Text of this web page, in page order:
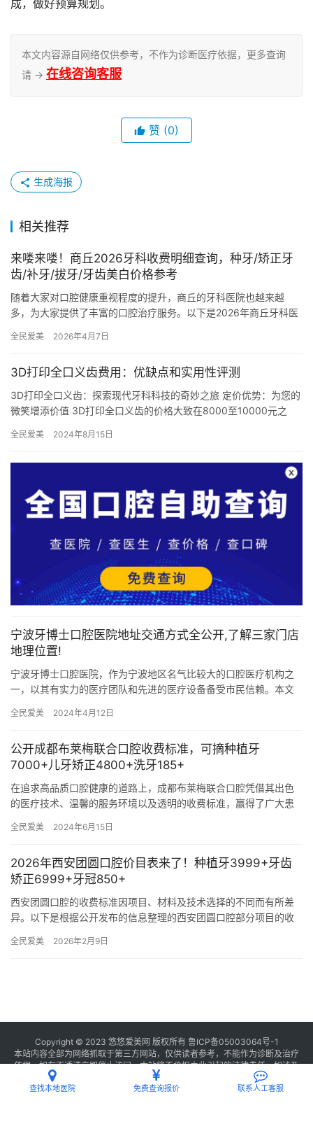
成，做好预算规划。
本文内容源自网络仅供参考，不作为诊断医疗依据，更多查询
请 → 在线咨询客服
赞 (0)
生成海报
相关推荐
来喽来喽！商丘2026牙科收费明细查询，种牙/矫正牙
齿/补牙/拔牙/牙齿美白价格参考
随着大家对口腔健康重视程度的提升，商丘的牙科医院也越来越
多，为大家提供了丰富的口腔治疗服务。以下是2026年商丘牙科医
全民爱美 2026年4月7日
3D打印全口义齿费用：优缺点和实用性评测
3D打印全口义齿：探索现代牙科科技的奇妙之旅 定价优势：为您的
微笑增添价值 3D打印全口义齿的价格大致在8000至10000元之
全民爱美 2024年8月15日
宁波牙博士口腔医院地址交通方式全公开,了解三家门店
地理位置!
宁波牙博士口腔医院，作为宁波地区名气比较大的口腔医疗机构之
一，以其有实力的医疗团队和先进的医疗设备备受市民信赖。本文
方便您…
全民爱美 2024年4月12日
公开成都布莱梅联合口腔收费标准，可摘种植牙
7000+儿牙矫正4800+洗牙185+
在追求高品质口腔健康的道路上，成都布莱梅联合口腔凭借其出色
的医疗技术、温馨的服务环境以及透明的收费标准，赢得了广大患
务收费…
全民爱美 2024年6月15日
2026年西安团圆口腔价目表来了！种植牙3999+牙齿
矫正6999+牙冠850+
西安团圆口腔的收费标准因项目、材料及技术选择的不同而有所差
异。以下是根据公开发布的信息整理的西安团圆口腔部分项目的收
（包…
全民爱美 2026年2月9日
Copyright © 2023 悠悠爱美网 版权所有 鲁ICP备05003064号-1
本站内容全部为网络抓取于第三方网站，仅供读者参考，不能作为诊断及治疗
依据，如有不适请立即停止访问，本站将不承担由此引起的法律责任。如涉及
联系我们
查找本地医院 免费查询报价 联系人工客服